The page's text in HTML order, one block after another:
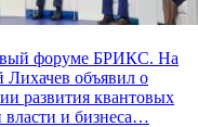
форуме БРИКС. На
Лихачев объявил о
развития квантовых
власти и бизнеса…